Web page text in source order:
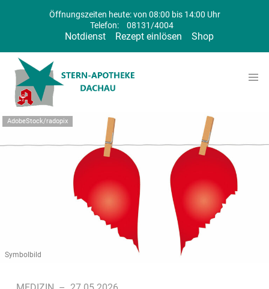
Öffnungszeiten heute: von 08:00 bis 14:00 Uhr
Telefon:
08131/4004
Notdienst Rezept einlösen Shop
AdobeStock/radopix
Symbolbild